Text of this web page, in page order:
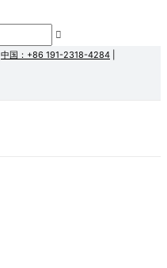
中国：+86 191-2318-4284